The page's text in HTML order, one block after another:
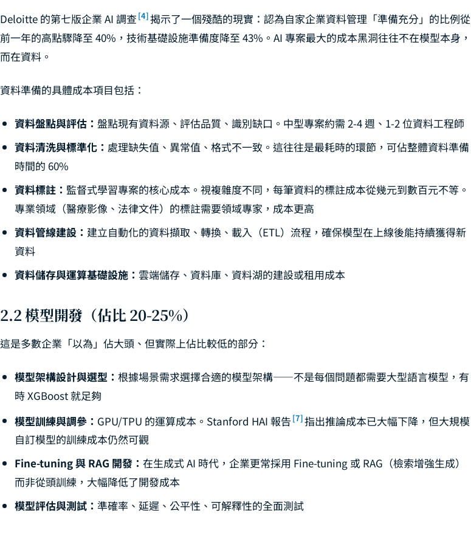
Deloitte 的第七版企業 AI 調查 [4]揭示了一個殘酷的現實：認為自家企業資料管理「準備充分」的比例從
前一年的高點驟降至 40%，技術基礎設施準備度降至 43%。AI 專案最大的成本黑洞往往不在模型本身，
而在資料。
資料準備的具體成本項目包括：
資料盤點與評估： 盤點現有資料源、評估品質、識別缺口。中型專案約需 2-4 週、1-2 位資料工程師
資料清洗與標準化： 處理缺失值、異常值、格式不一致。這往往是最耗時的環節，可佔整體資料準備
時間的 60%
資料標註： 監督式學習專案的核心成本。視複雜度不同，每筆資料的標註成本從幾元到數百元不等。
專業領域（醫療影像、法律文件）的標註需要領域專家，成本更高
資料管線建設： 建立自動化的資料擷取、轉換、載入（ETL）流程，確保模型在上線後能持續獲得新
資料
資料儲存與運算基礎設施： 雲端儲存、資料庫、資料湖的建設或租用成本
2.2 模型開發（佔比 20-25%）
這是多數企業「以為」佔大頭、但實際上佔比較低的部分：
模型架構設計與選型： 根據場景需求選擇合適的模型架構——不是每個問題都需要大型語言模型，有
時 XGBoost 就足夠
模型訓練與調參： GPU/TPU 的運算成本。Stanford HAI 報告 [7]指出推論成本已大幅下降，但大規模
自訂模型的訓練成本仍然可觀
Fine-tuning 與 RAG 開發： 在生成式 AI 時代，企業更常採用 Fine-tuning 或 RAG（檢索增強生成）
而非從頭訓練，大幅降低了開發成本
模型評估與測試： 準確率、延遲、公平性、可解釋性的全面測試